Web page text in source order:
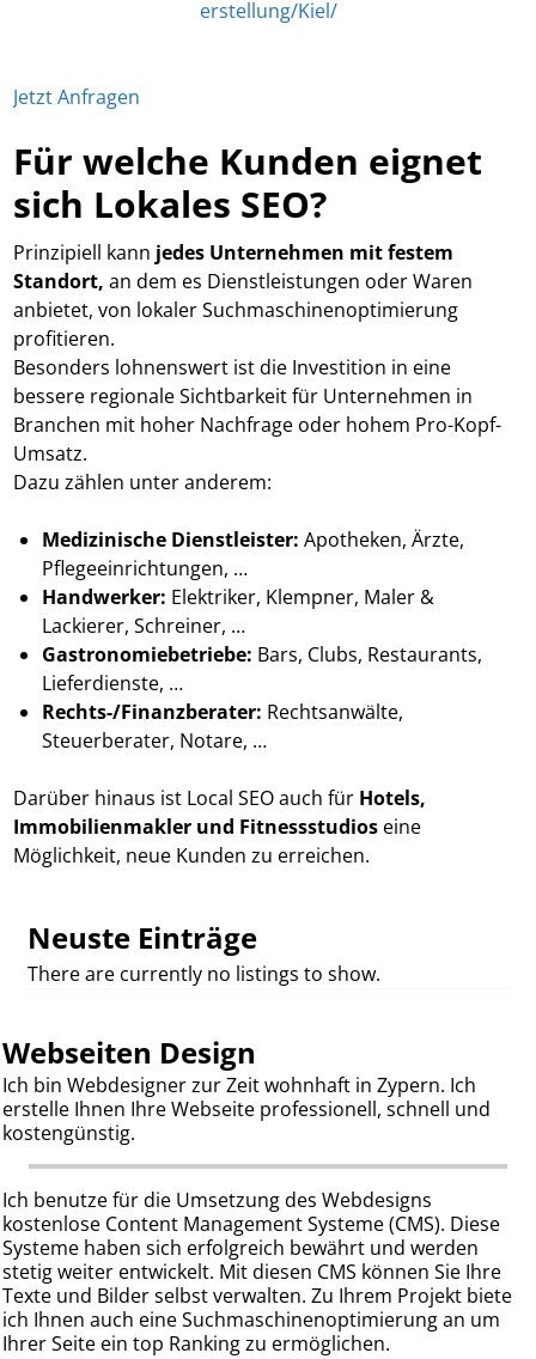
erstellung/Kiel/
Jetzt Anfragen
Für welche Kunden eignet
sich Lokales SEO?
Prinzipiell kann jedes Unternehmen mit festem
Standort, an dem es Dienstleistungen oder Waren
anbietet, von lokaler Suchmaschinenoptimierung
profitieren.
Besonders lohnenswert ist die Investition in eine
bessere regionale Sichtbarkeit für Unternehmen in
Branchen mit hoher Nachfrage oder hohem Pro-Kopf-
Umsatz.
Dazu zählen unter anderem:
Medizinische Dienstleister: Apotheken, Ärzte,
Pflegeeinrichtungen, …
Handwerker: Elektriker, Klempner, Maler &
Lackierer, Schreiner, …
Gastronomiebetriebe: Bars, Clubs, Restaurants,
Lieferdienste, …
Rechts-/Finanzberater: Rechtsanwälte,
Steuerberater, Notare, …
Darüber hinaus ist Local SEO auch für Hotels,
Immobilienmakler und Fitnessstudios eine
Möglichkeit, neue Kunden zu erreichen.
Neuste Einträge
There are currently no listings to show.
Webseiten Design
Ich bin Webdesigner zur Zeit wohnhaft in Zypern. Ich
erstelle Ihnen Ihre Webseite professionell, schnell und
kostengünstig.
Ich benutze für die Umsetzung des Webdesigns
kostenlose Content Management Systeme (CMS). Diese
Systeme haben sich erfolgreich bewährt und werden
stetig weiter entwickelt. Mit diesen CMS können Sie Ihre
Texte und Bilder selbst verwalten. Zu Ihrem Projekt biete
ich Ihnen auch eine Suchmaschinenoptimierung an um
Ihrer Seite ein top Ranking zu ermöglichen.